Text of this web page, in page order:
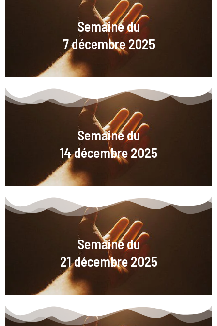
Semaine du
7 décembre 2025
Semaine du
14 décembre 2025
Semaine du
21 décembre 2025